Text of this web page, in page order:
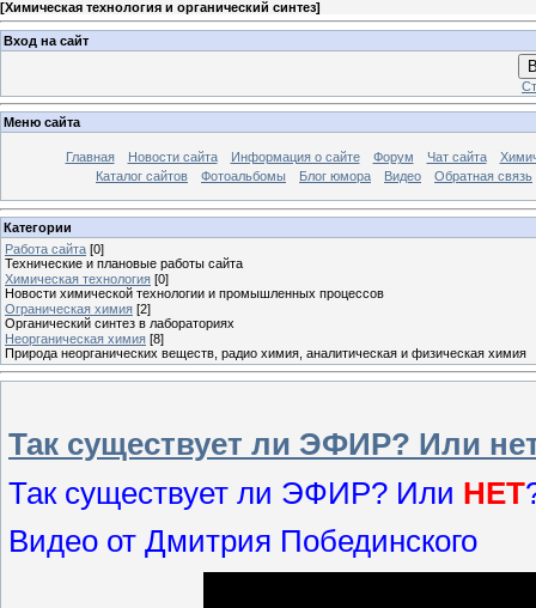
[Химическая технология и органический синтез]
Вход на сайт
Меню сайта
Главная Новости сайта Информация о сайте Форум Чат сайта
Каталог сайтов
Фотоальбомы Блог юмора Видео Обратная связь
Категории
Работа сайта [0]
Технические и плановые работы сайта
Химическая технология [0]
Новости химической технологии и промышленных процессов
Ограническая химия [2]
Органический синтез в лабораториях
Неорганическая химия [8]
Природа неорганических веществ, радио химия, аналитическая и физическая химия
Так существует ли ЭФИР? Или
Так существует ли ЭФИР? Или НЕТ
Видео от Дмитрия Побединского